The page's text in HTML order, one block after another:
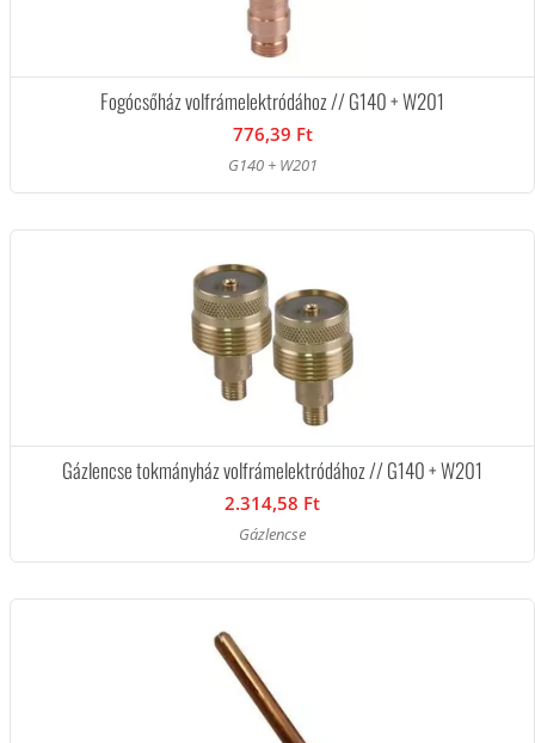
Fogócsőház volfrámelektródához // G140 + W201
776,39 Ft
G140 + W201
Gázlencse tokmányház volfrámelektródához // G140 + W201
2.314,58 Ft
Gázlencse